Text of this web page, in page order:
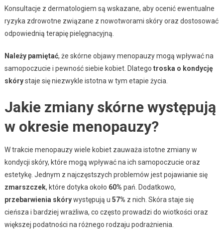
Konsultacje z dermatologiem są wskazane, aby ocenić ewentualne
ryzyka zdrowotne związane z nowotworami skóry oraz dostosować
odpowiednią terapię pielęgnacyjną.
Należy pamiętać, że skórne objawy menopauzy mogą wpływać na
samopoczucie i pewność siebie kobiet. Dlatego troska o kondycję
skórystaje się niezwykle istotna w tym etapie życia.
Jakie zmiany skórne występują
w okresie menopauzy?
W trakcie menopauzy wiele kobiet zauważa istotne zmiany w
kondycji skóry, które mogą wpływać na ich samopoczucie oraz
estetykę. Jednym z najczęstszych problemów jest pojawianie się
zmarszczek, które dotyka około 60% pań. Dodatkowo,
przebarwienia skórywystępują u 57% z nich. Skóra staje się
cieńsza i bardziej wrażliwa, co często prowadzi do wiotkości oraz
większej podatności na różnego rodzaju podrażnienia.